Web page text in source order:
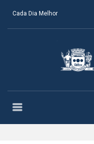
Cada Dia Melhor